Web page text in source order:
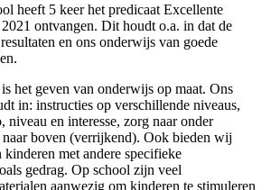
heeft 5 keer het predicaat Excellente
ontvangen. Dit houdt o.a. in dat de
en ons onderwijs van goede
het geven van onderwijs op maat. Ons
in: instructies op verschillende niveaus,
niveau en interesse, zorg naar onder
naar boven (verrijkend). Ook bieden wij
met andere specifieke
gedrag. Op school zijn veel
aanwezig om kinderen te stimuleren